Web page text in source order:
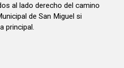
al lado derecho del camino
de San Miguel si
principal.